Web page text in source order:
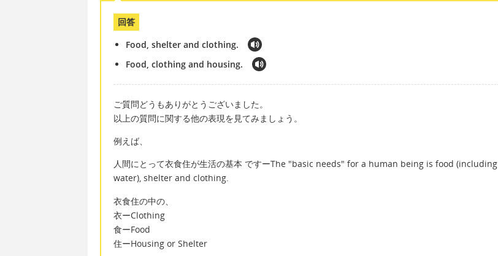
回答
Food, shelter and clothing.
Food, clothing and housing.
ご質問どうもありがとうございました。
以上の質問に関する他の表現を見てみましょう。
例えば、
人間にとって衣食住が生活の基本 ですーThe "basic needs" for a human being is food (including
water), shelter and clothing.
衣食住の中の、
衣ーClothing
食ーFood
住ーHousing or Shelter